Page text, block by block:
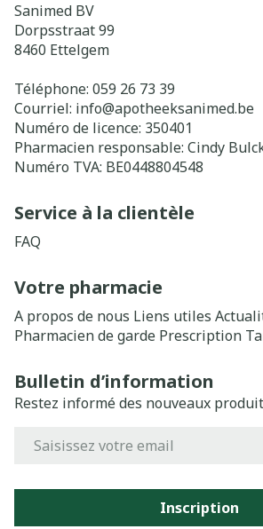
Sanimed BV
Dorpsstraat 99
8460 Ettelgem
Téléphone: 059 26 73 39
Courriel: info@apotheeksanimed.be
Numéro de licence: 350401
Pharmacien responsable: Cindy
Numéro TVA: BE0448804548
Service à la clientèle
FAQ
Votre pharmacie
A propos de nous Liens utiles
Pharmacien de garde Prescription
Bulletin d’information
Restez informé des nouveaux
Inscription